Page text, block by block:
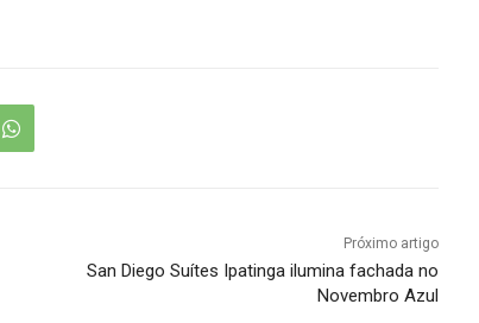
Próximo artigo
San Diego Suítes Ipatinga ilumina fachada no
Novembro Azul